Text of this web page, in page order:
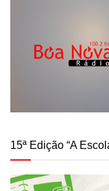
15ª Edição “A